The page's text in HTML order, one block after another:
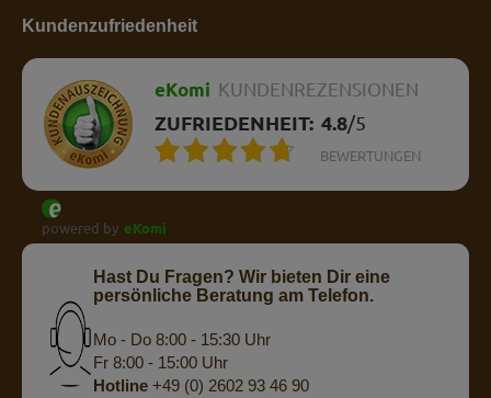
Kundenzufriedenheit
eKomi KUNDENREZENSIONEN
ZUFRIEDENHEIT: 4.8/5
BEWERTUNGEN
powered by eKomi
Hast Du Fragen? Wir bieten Dir eine
persönliche Beratung am Telefon.
Mo - Do 8:00 - 15:30 Uhr
Fr 8:00 - 15:00 Uhr
Hotline +49 (0) 2602 93 46 90